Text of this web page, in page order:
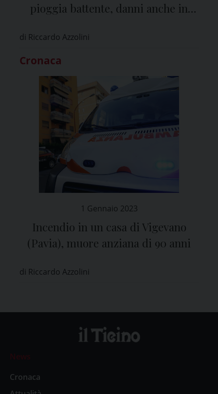
pioggia battente, danni anche in
di Riccardo Azzolini
Cronaca
1 Gennaio 2023
Incendio in un casa di Vigevano
(Pavia), muore anziana di 90 anni
di Riccardo Azzolini
News
Cronaca